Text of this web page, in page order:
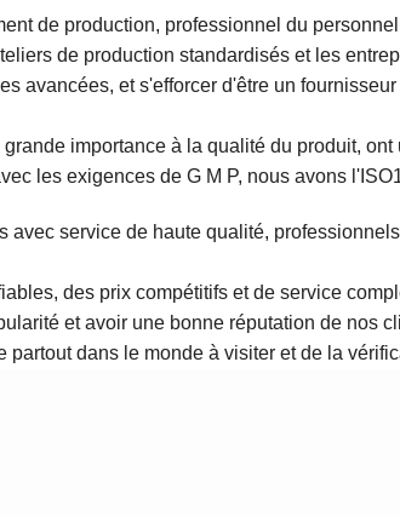
de production, professionnel du
de production standardisés et les
avancées, et s'efforcer d'être un
importance à la qualité du produit,
les exigences de G M P, nous avons
avec service de haute qualité,
des prix compétitifs et de service
et avoir une bonne réputation de nos
dans le monde à visiter et de la